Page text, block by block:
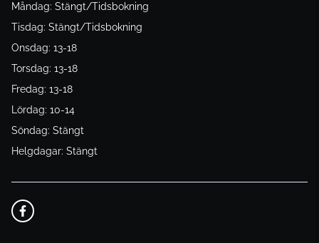
Måndag: Stängt/Tidsbokning
Tisdag: Stängt/Tidsbokning
Onsdag: 13-18
Torsdag: 13-18
Fredag: 13-18
Lördag: 10-14
Söndag: Stängt
Helgdagar: Stängt